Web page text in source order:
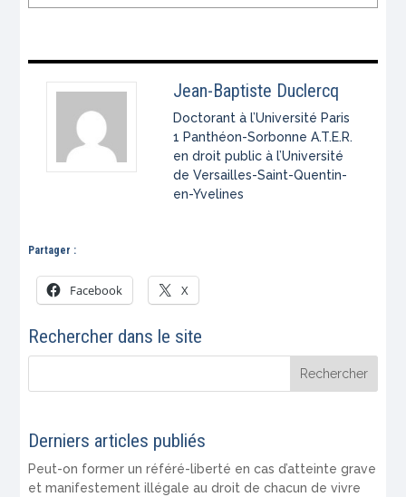
Jean-Baptiste Duclercq
Doctorant à l’Université Paris
1 Panthéon-Sorbonne A.T.E.R.
en droit public à l’Université
de Versailles-Saint-Quentin-
en-Yvelines
Partager :
Facebook X
Rechercher dans le site
Derniers articles publiés
Peut-on former un référé-liberté en cas d’atteinte grave
et manifestement illégale au droit de chacun de vivre